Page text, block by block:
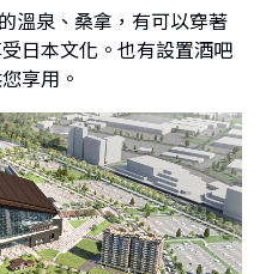
溫泉、桑拿，有可以穿著
日本文化。也有設置酒吧
享用。